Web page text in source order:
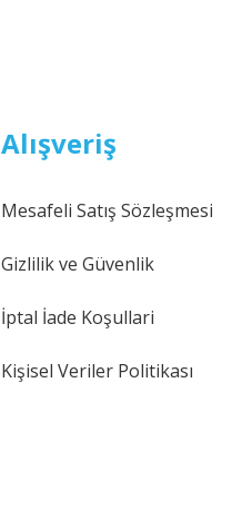
Alışveriş
Mesafeli Satış Sözleşmesi
Gizlilik ve Güvenlik
İptal İade Koşullari
Kişisel Veriler Politikası